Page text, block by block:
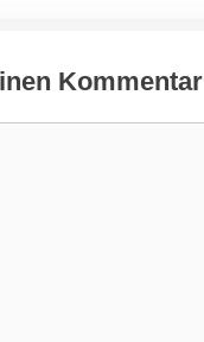
Kommentar